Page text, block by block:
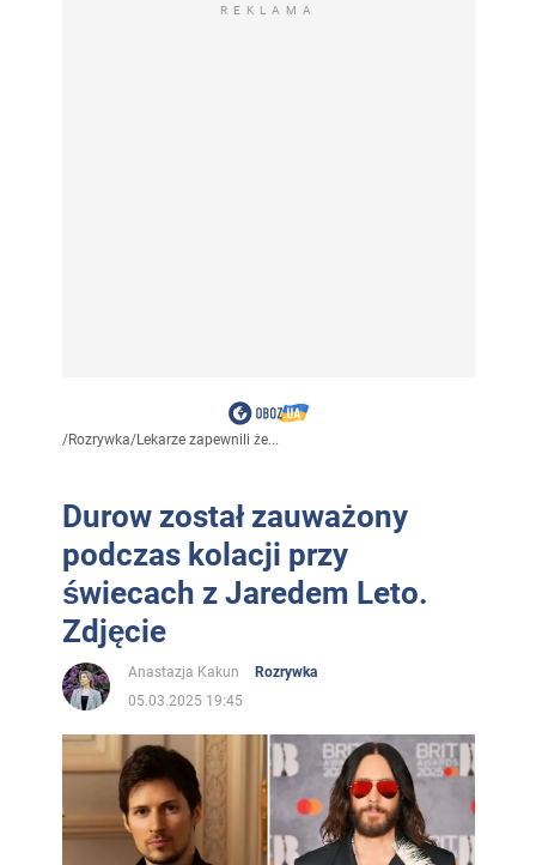
REKLAMA
/Rozrywka/Lekarze zapewnili że...
Durow został zauważony
podczas kolacji przy
świecach z Jaredem Leto.
Zdjęcie
Anastazja Kakun
Rozrywka
05.03.2025 19:45